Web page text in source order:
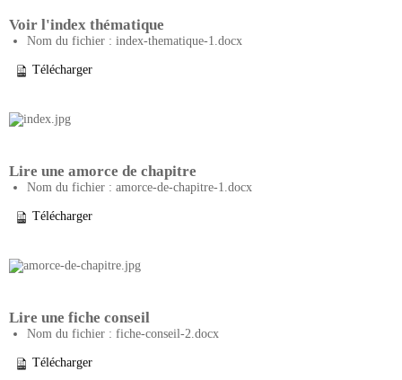
Voir l'index thématique
Nom du fichier : index-thematique-1.docx
Télécharger
Lire une amorce de chapitre
Nom du fichier : amorce-de-chapitre-1.docx
Télécharger
Lire une fiche conseil
Nom du fichier : fiche-conseil-2.docx
Télécharger